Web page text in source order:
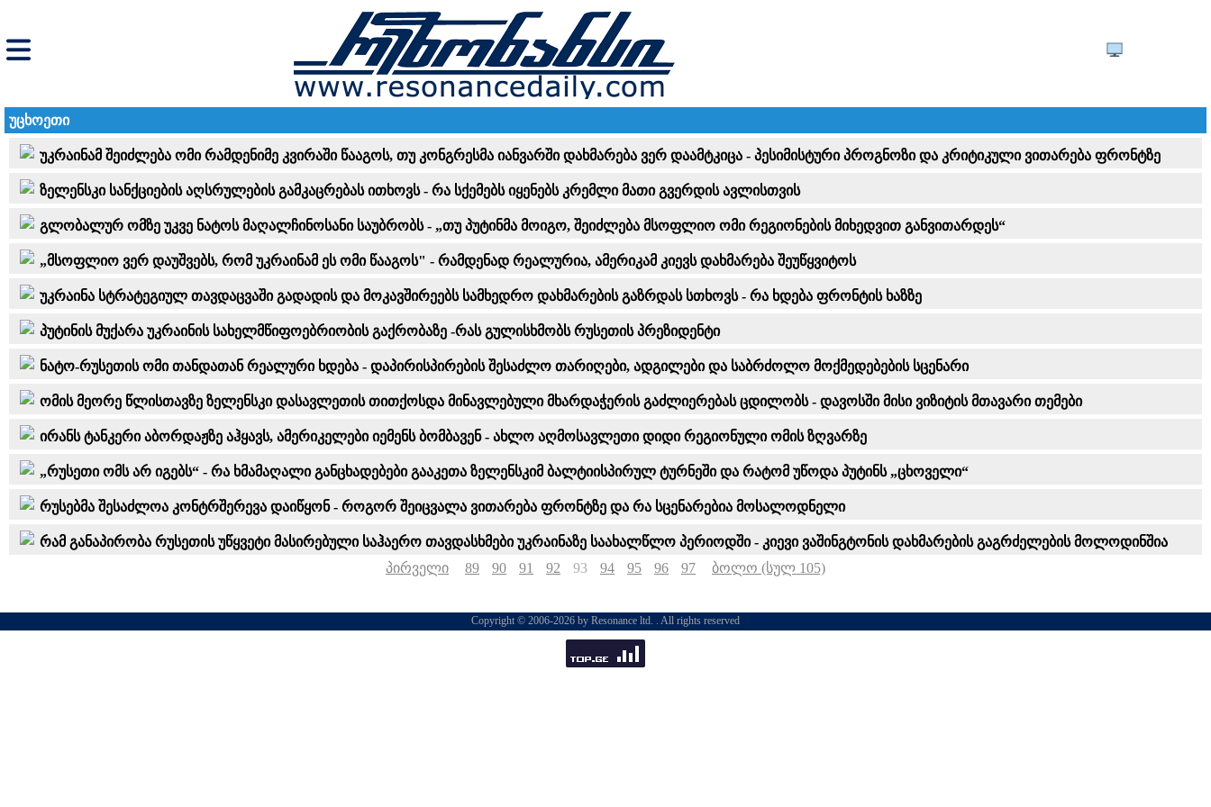
უცხოეთი
უკრაინამ შეიძლება ომი რამდენიმე კვირაში წააგოს, თუ კონგრესმა იანვარში დახმარება ვერ დაამტკიცა - პესიმისტური პროგნოზი და კრიტიკული ვითარება ფრონტზე
ზელენსკი სანქციების აღსრულების გამკაცრებას ითხოვს - რა სქემებს იყენებს კრემლი მათი გვერდის ავლისთვის
გლობალურ ომზე უკვე ნატოს მაღალჩინოსანი საუბრობს - „თუ პუტინმა მოიგო, შეიძლება მსოფლიო ომი რეგიონების მიხედვით განვითარდეს“
„მსოფლიო ვერ დაუშვებს, რომ უკრაინამ ეს ომი წააგოს" - რამდენად რეალურია, ამერიკამ კიევს დახმარება შეუწყვიტოს
უკრაინა სტრატეგიულ თავდაცვაში გადადის და მოკავშირეებს სამხედრო დახმარების გაზრდას სთხოვს - რა ხდება ფრონტის ხაზზე
პუტინის მუქარა უკრაინის სახელმწიფოებრიობის გაქრობაზე -რას გულისხმობს რუსეთის პრეზიდენტი
ნატო-რუსეთის ომი თანდათან რეალური ხდება - დაპირისპირების შესაძლო თარიღები, ადგილები და საბრძოლო მოქმედებების სცენარი
ომის მეორე წლისთავზე ზელენსკი დასავლეთის თითქოსდა მინავლებული მხარდაჭერის გაძლიერებას ცდილობს - დავოსში მისი ვიზიტის მთავარი თემები
ირანს ტანკერი აბორდაჟზე აჰყავს, ამერიკელები იემენს ბომბავენ - ახლო აღმოსავლეთი დიდი რეგიონული ომის ზღვარზე
„რუსეთი ომს არ იგებს“ - რა ხმამაღალი განცხადებები გააკეთა ზელენსკიმ ბალტიისპირულ ტურნეში და რატომ უწოდა პუტინს „ცხოველი“
რუსებმა შესაძლოა კონტრშერევა დაიწყონ - როგორ შეიცვალა ვითარება ფრონტზე და რა სცენარებია მოსალოდნელი
რამ განაპირობა რუსეთის უწყვეტი მასირებული საჰაერო თავდასხმები უკრაინაზე საახალწლო პერიოდში - კიევი ვაშინგტონის დახმარების გაგრძელების მოლოდინშია
პირველი
89 90 91 92 93 94 95 96 97 ბოლო (სულ 105)
Copyright © 2006-2026 by Resonance ltd. . All rights reserved